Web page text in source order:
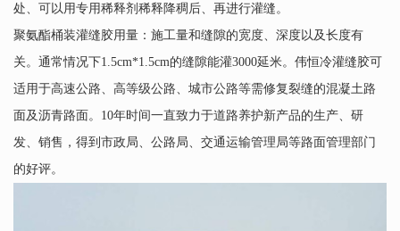
处、可以用专用稀释剂稀释降稠后、再进行灌缝。
聚氨酯桶装灌缝胶用量：施工量和缝隙的宽度、深度以及长度有
关。通常情况下1.5cm*1.5cm的缝隙能灌3000延米。伟恒冷灌缝胶可
适用于高速公路、高等级公路、城市公路等需修复裂缝的混凝土路
面及沥青路面。10年时间一直致力于道路养护新产品的生产、研
发、销售，得到市政局、公路局、交通运输管理局等路面管理部门
的好评。